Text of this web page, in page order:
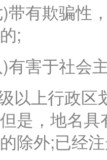
有欺骗性，
;
害于社会主
上行政区
是，地名
除外;已经